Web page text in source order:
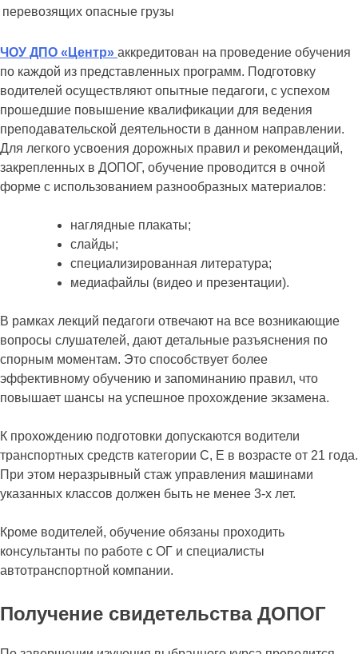
перевозящих опасные грузы
ЧОУ ДПО «Центр» аккредитован на проведение обучения
по каждой из представленных программ. Подготовку
водителей осуществляют опытные педагоги, с успехом
прошедшие повышение квалификации для ведения
преподавательской деятельности в данном направлении.
Для легкого усвоения дорожных правил и рекомендаций,
закрепленных в ДОПОГ, обучение проводится в очной
форме с использованием разнообразных материалов:
наглядные плакаты;
слайды;
специализированная литература;
медиафайлы (видео и презентации).
В рамках лекций педагоги отвечают на все возникающие
вопросы слушателей, дают детальные разъяснения по
спорным моментам. Это способствует более
эффективному обучению и запоминанию правил, что
повышает шансы на успешное прохождение экзамена.
К прохождению подготовки допускаются водители
транспортных средств категории С, Е в возрасте от 21 года.
При этом неразрывный стаж управления машинами
указанных классов должен быть не менее 3-х лет.
Кроме водителей, обучение обязаны проходить
консультанты по работе с ОГ и специалисты
автотранспортной компании.
Получение свидетельства ДОПОГ